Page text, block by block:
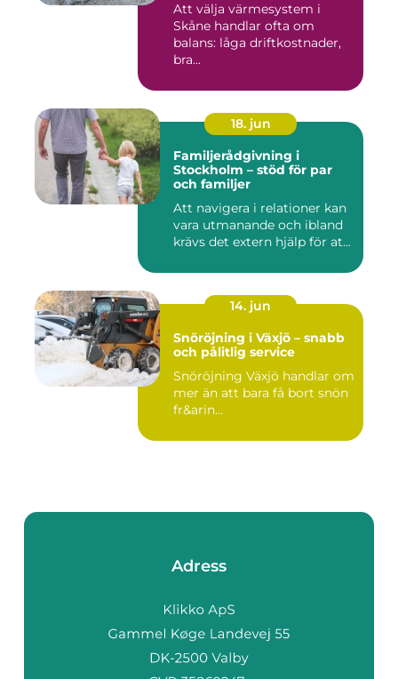
Att välja värmesystem i
Skåne handlar ofta om
balans: låga driftkostnader,
bra...
18. jun
Familjerådgivning i
Stockholm – stöd för par
och familjer
Att navigera i relationer kan
vara utmanande och ibland
krävs det extern hjälp för at...
14. jun
Snöröjning i Växjö – snabb
och pålitlig service
Snöröjning Växjö handlar om
mer än att bara få bort snön
fr&arin...
Adress